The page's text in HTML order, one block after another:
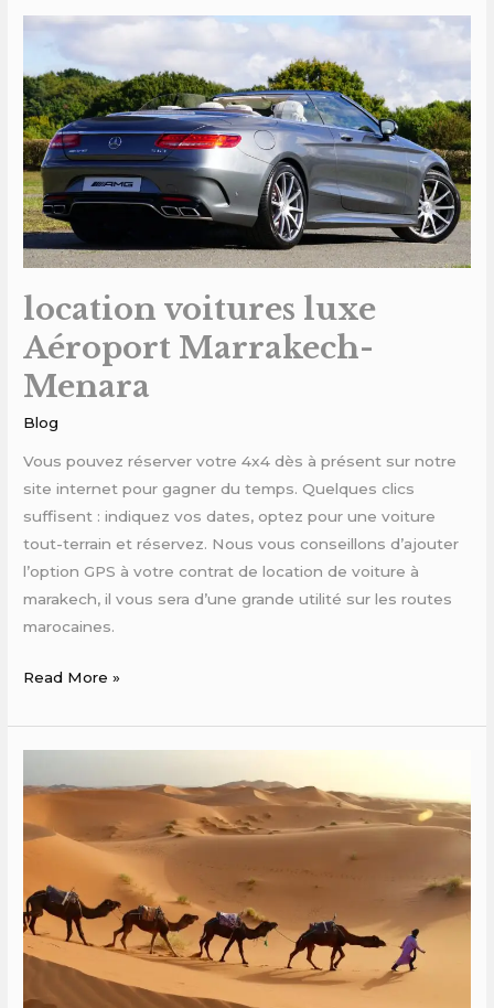
location voitures luxe
Aéroport Marrakech-
Menara
Blog
Vous pouvez réserver votre 4x4 dès à présent sur notre
site internet pour gagner du temps. Quelques clics
suffisent : indiquez vos dates, optez pour une voiture
tout-terrain et réservez. Nous vous conseillons d’ajouter
l’option GPS à votre contrat de location de voiture à
marakech, il vous sera d’une grande utilité sur les routes
marocaines.
location
luxe
Aéroport
Marrakech-
Menara
Read More »
Location
Marrakech
Ménara